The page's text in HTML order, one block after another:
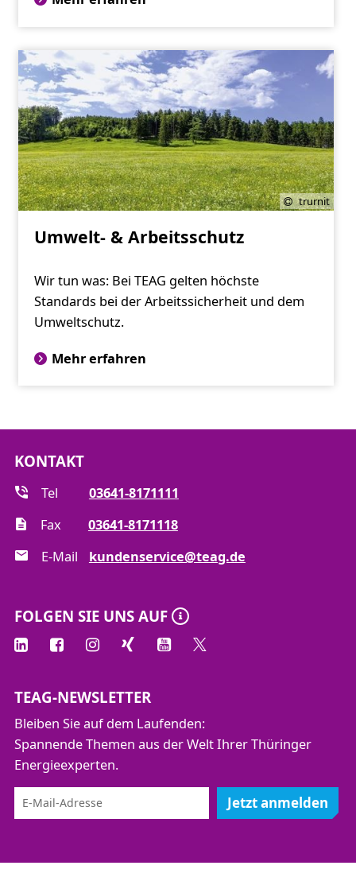
trurnit
Umwelt- & Arbeitsschutz
Wir tun was: Bei TEAG gelten höchste
Standards bei der Arbeitssicherheit und dem
Umweltschutz.
Mehr erfahren
KONTAKT
Tel
03641-8171111
Fax
03641-8171118
E-Mail
kundenservice@teag.de
FOLGEN SIE UNS AUF
TEAG-NEWSLETTER
Bleiben Sie auf dem Laufenden:
Spannende Themen aus der Welt Ihrer Thüringer
Energieexperten.
Jetzt anmelden